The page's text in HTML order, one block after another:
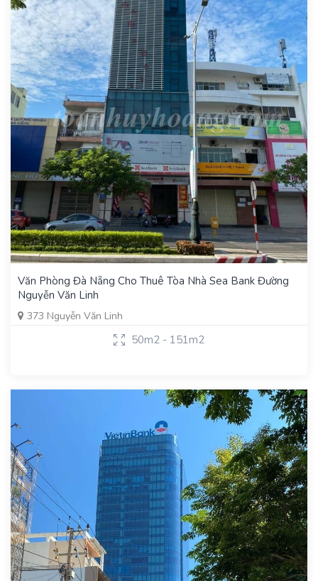
Văn Phòng Đà Nẵng Cho Thuê Tòa Nhà Sea Bank Đường
Nguyễn Văn Linh
373 Nguyễn Văn Linh
50m2 - 151m2